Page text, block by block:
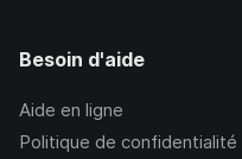
Besoin d'aide
Aide en ligne
Politique de confidentialité